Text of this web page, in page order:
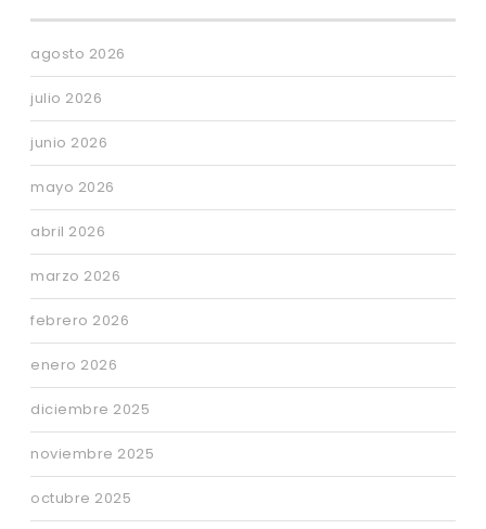
agosto 2026
julio 2026
junio 2026
mayo 2026
abril 2026
marzo 2026
febrero 2026
enero 2026
diciembre 2025
noviembre 2025
octubre 2025